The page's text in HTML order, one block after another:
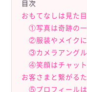
目次
おもてなしは見た
①写真は奇跡の一
②服装やメイクに
③カメラアングル
④笑顔はチャット
お客さまと繋がる
⑤プロフィールは